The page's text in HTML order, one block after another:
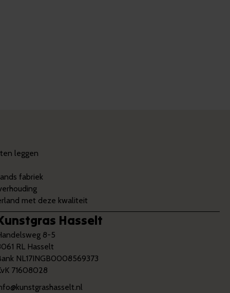
leggen
fabriek
met deze kwaliteit
Hasselt
8-5
RL Hasselt
NL17INGB0008569373
71608028